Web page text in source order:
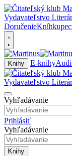
Doručenie
Knihy E-knihy
Vyhľadávanie
Prihlásiť
Vyhľadávanie
Knihy